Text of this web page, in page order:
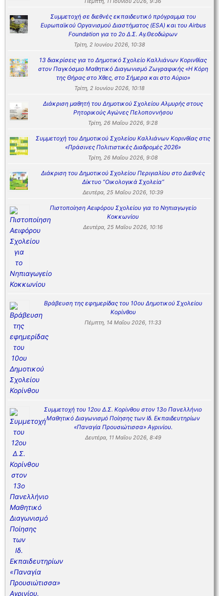
Συμμετοχή σε διεθνές εκπαιδευτικό πρόγραμμα του
Ευρωπαϊκού Οργανισμού Διαστήματος (ESA) και του Airbus
Foundation για το 2ο Δ.Σ. Αγ.Θεοδώρων
Τρίτη, 2 Ιουνίου 2026, 10:38
13 διακρίσεις για το Δημοτικό Σχολείο Καλλιάνων Κορινθίας
στον Παγκόσμιο Μαθητικό Διαγωνισμό Ζωγραφικής «Η Κόρη
της Θήρας στο Χθες, στο Σήμερα και στο Αύριο»
Τρίτη, 2 Ιουνίου 2026, 10:18
Διάκριση μαθητή του Δημοτικού Σχολείου Αλμυρής στους
Ρητορικούς Αγώνες Πελοποννήσου
Τρίτη, 26 Μαΐου 2026, 9:28
Συμμετοχή του Δημοτικού Σχολείου Καλλιάνων Κορινθίας στις
«Πράσινες Πολιτιστικές Διαδρομές 2026»
Τρίτη, 26 Μαΐου 2026, 9:08
Διάκριση του Δημοτικού Σχολείου Περιγιαλίου στο Διεθνές
Δίκτυο “Οικολογικά Σχολεία”
Δευτέρα, 25 Μαΐου 2026, 10:39
Πιστοποίηση Αειφόρου Σχολείου για το Νηπιαγωγείο
Κοκκωνίου
Δευτέρα, 25 Μαΐου 2026, 10:16
Βράβευση της εφημερίδας του 10ου Δημοτικού Σχολείου
Κορίνθου
Πέμπτη, 14 Μαΐου 2026, 11:33
Συμμετοχή του 12ου Δ.Σ. Κορίνθου στον 13ο Πανελλήνιο
Μαθητικό Διαγωνισμό Ποίησης των Ιδ. Εκπαιδευτηρίων
«Παναγία Προυσιώτισσα» Αγρινίου.
Δευτέρα, 11 Μαΐου 2026, 8:49